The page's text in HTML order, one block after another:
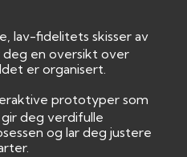
lav-fidelitets skisser av
en oversikt over
er organisert.
prototyper som
deg verdifulle
og lar deg justere